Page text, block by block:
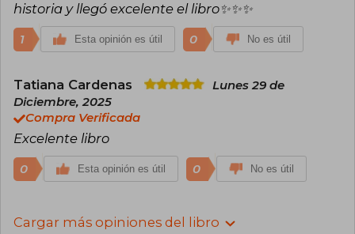
historia y llegó excelente el libro✨✨✨
1 Esta opinión es útil 0 No es útil
Tatiana Cardenas
Lunes 29 de
Diciembre, 2025
Compra Verificada
Excelente libro
0 Esta opinión es útil 0 No es útil
Cargar más opiniones del libro